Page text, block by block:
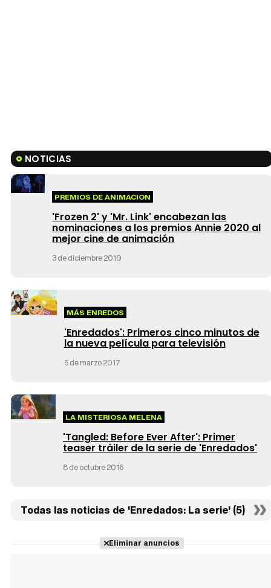
NOTICIAS
PREMIOS DE ANIMACION
'Frozen 2' y 'Mr. Link' encabezan las
nominaciones a los premios Annie 2020 al
mejor cine de animación
3 de diciembre 2019
MÁS ENREDOS
'Enredados': Primeros cinco minutos de
la nueva película para televisión
5 de marzo 2017
LA MISTERIOSA MELENA
'Tangled: Before Ever After': Primer
teaser tráiler de la serie de 'Enredados'
8 de octubre 2016
Todas las noticias de 'Enredados: La serie' (5)
Eliminar anuncios